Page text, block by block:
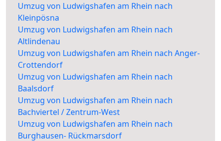
Umzug von Ludwigshafen am Rhein nach
Kleinpösna
Umzug von Ludwigshafen am Rhein nach
Altlindenau
Umzug von Ludwigshafen am Rhein nach Anger-
Crottendorf
Umzug von Ludwigshafen am Rhein nach
Baalsdorf
Umzug von Ludwigshafen am Rhein nach
Bachviertel / Zentrum-West
Umzug von Ludwigshafen am Rhein nach
Burghausen- Rückmarsdorf